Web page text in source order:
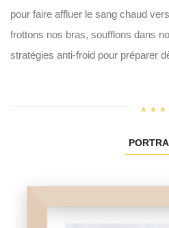
pour faire affluer le sang chaud
frottons nos bras, soufflons dans
stratégies anti-froid pour préparer